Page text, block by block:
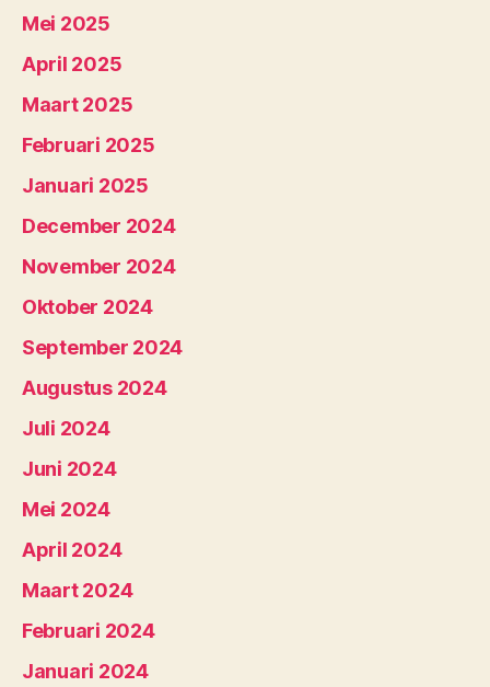
Mei 2025
April 2025
Maart 2025
Februari 2025
Januari 2025
December 2024
November 2024
Oktober 2024
September 2024
Augustus 2024
Juli 2024
Juni 2024
Mei 2024
April 2024
Maart 2024
Februari 2024
Januari 2024